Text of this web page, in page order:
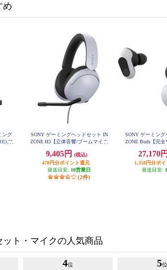
め
ング
61
SONY ゲーミングヘッドセット IN
ZONE H3【立体音響/ブームマイク
9,405円
(税込)
470円分ポイント還元
発送目安: 10営業日
(2件)
SONY ゲーミン
ZONE Buds【完
ヤレス接続/低遅延
対応/ホワイト】
27,170円
1,358円分ポ
発送目安:
ト・マイクの人気商品
4位 5位